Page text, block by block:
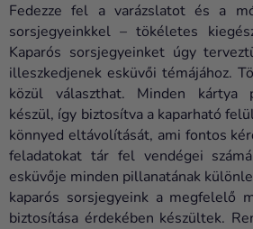
Esküvő
Party
Dekoráció
és
kiegészítők
Jelmezek
Ruházat
Fedezze fel a varázslatot és a
sorsjegyeinkkel – tökéletes
Kaparós sorsjegyeinket úgy
illeszkedjenek esküvői témájához.
közül választhat. Minden kártya
készül, így biztosítva a kaparható
könnyed eltávolítását, ami fontos
feladatokat tár fel vendégei
esküvője minden pillanatának
kaparós sorsjegyeink a megfelelő
biztosítása érdekében készültek.